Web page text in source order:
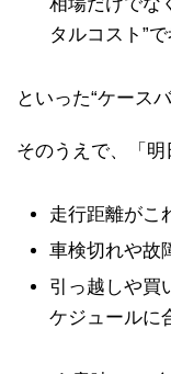
タルコスト”
といった“ケース
そのうえで、「明
走行距離がこ
車検切れや故
引っ越しや買
ケジュールに